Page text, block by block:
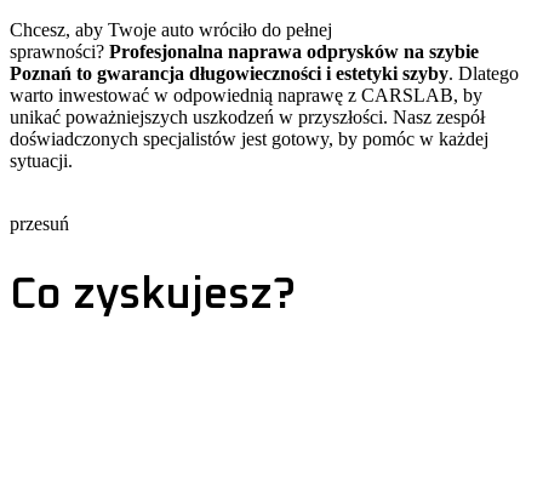
Chcesz, aby Twoje auto wróciło do pełnej
sprawności? Profesjonalna naprawa odprysków na szybie
Poznań to gwarancja długowieczności i estetyki szyby. Dlatego
warto inwestować w odpowiednią naprawę z CARSLAB, by
unikać poważniejszych uszkodzeń w przyszłości. Nasz zespół
doświadczonych specjalistów jest gotowy, by pomóc w każdej
sytuacji.
przesuń
Co zyskujesz?